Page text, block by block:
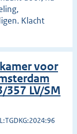
Klacht
kamer voor
357 LV/SM